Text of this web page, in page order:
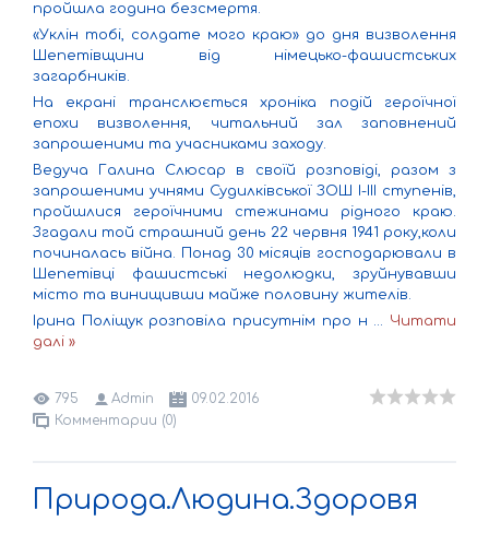
пройшла година безсмертя.
«Уклін тобі, солдате мого краю» до дня визволення
Шепетівщини від німецько-фашистських
загарбників.
На екрані транслюється хроніка подій героїчної
епохи визволення, читальний зал заповнений
запрошеними та учасниками заходу.
Ведуча Галина Слюсар в своїй розповіді, разом з
запрошеними учнями Судилківської ЗОШ I-III ступенів,
пройшлися героїчними стежинами рідного краю.
Згадали той страшний день 22 червня 1941 року,коли
починалась війна. Понад 30 місяців господарювали в
Шепетівці фашистські недолюдки, зруйнувавши
місто та винищивши майже половину жителів.
Ірина Поліщук розповіла присутнім про н ... Читати
далі »
795 Admin
09.02.2016
Комментарии (0)
Природа.Людина.Здоровя